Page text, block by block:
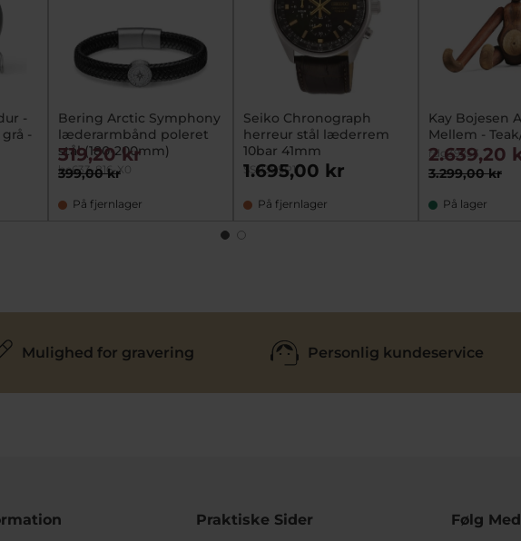
-
-
Bering Arctic Symphony
læderarmbånd poleret
stål (180-200mm)
be633-816-X0
399,00 kr
319,20 kr
På fjernlager
Seiko Chronograph
herreur stål læderrem
10bar 41mm
SSB385P1
1.695,00 kr
På fjernlager
Kay Bojesen
Mellem -
rdg39253
3.299,00 kr
2.639,20
På lager
Mulighed for gravering Personlig kundeservice
Praktiske Sider Følg